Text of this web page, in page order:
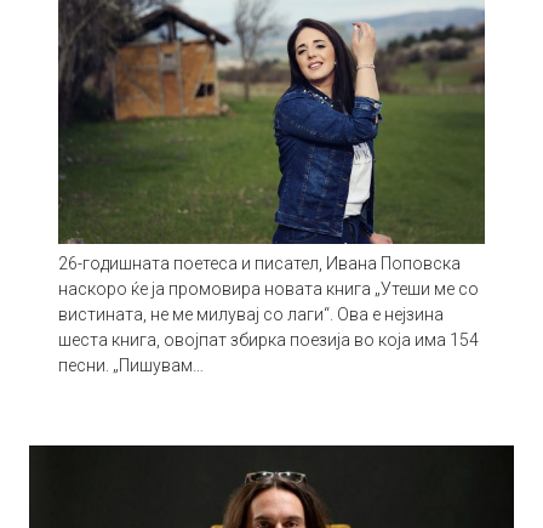
26-годишната поетеса и писател, Ивана Поповска
наскоро ќе ја промовира новата книга „Утеши ме со
вистината, не ме милувај со лаги“. Ова е нејзина
шеста книга, овојпат збирка поезија во која има 154
песни. „Пишувам…